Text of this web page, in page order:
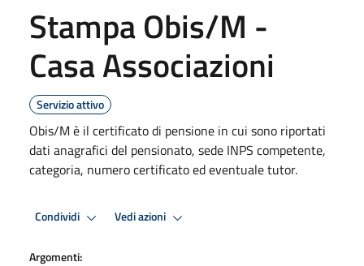
Stampa Obis/M -
Casa Associazioni
Servizio attivo
Obis/M è il certificato di pensione in cui sono riportati
dati anagrafici del pensionato, sede INPS competente,
categoria, numero certificato ed eventuale tutor.
Condividi Vedi azioni
Argomenti: